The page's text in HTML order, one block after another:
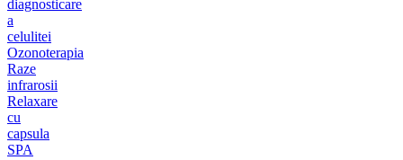
diagnosticare
a
celulitei
Ozonoterapia
Raze
infrarosii
Relaxare
cu
capsula
SPA